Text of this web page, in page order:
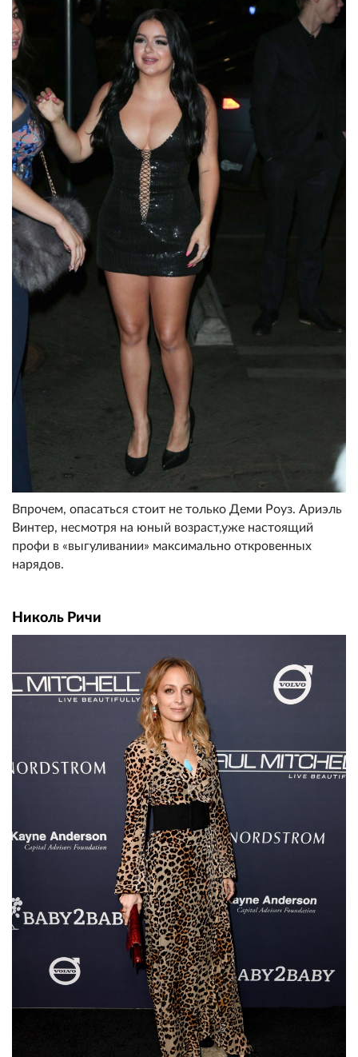
Впрочем, опасаться стоит не только Деми Роуз. Ариэль
Винтер, несмотря на юный возраст,уже настоящий
профи в «выгуливании» максимально откровенных
нарядов.
Николь Ричи